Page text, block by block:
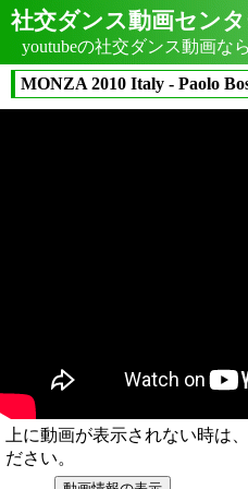
社交ダンス動画セン
youtubeの社交ダンス動画な
MONZA 2010 Italy - Paolo
上に動画が表示されない時は
ださい。